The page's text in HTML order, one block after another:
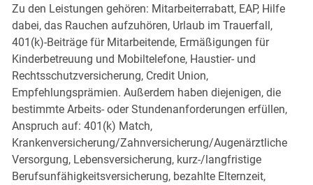
Zu den Leistungen gehören: Mitarbeiterrabatt, EAP, Hilfe
dabei, das Rauchen aufzuhören, Urlaub im Trauerfall,
401(k)-Beiträge für Mitarbeitende, Ermäßigungen für
Kinderbetreuung und Mobiltelefone, Haustier- und
Rechtsschutzversicherung, Credit Union,
Empfehlungsprämien. Außerdem haben diejenigen, die
bestimmte Arbeits- oder Stundenanforderungen erfüllen,
Anspruch auf: 401(k) Match,
Krankenversicherung/Zahnversicherung/Augenärztliche
Versorgung, Lebensversicherung, kurz-/langfristige
Berufsunfähigkeitsversicherung, bezahlte Elternzeit,